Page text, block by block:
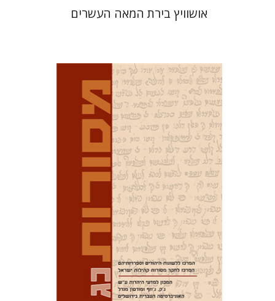
אושוויץ בירת המאה העשרים
דוד מ' בוניס עפרה תירוש-בקר
הנחת אתר ספר מודפס
$35
$32